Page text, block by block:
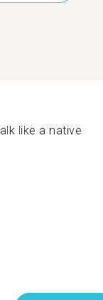
like a native